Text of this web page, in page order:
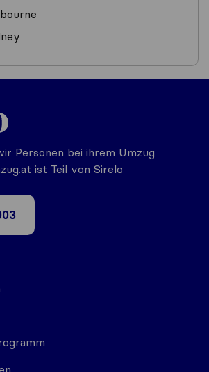
Personen bei ihrem Umzug
ist Teil von Sirelo